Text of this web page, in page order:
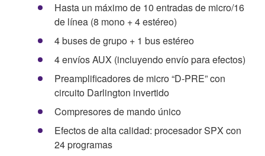
Hasta un máximo de 10 entradas de micro/16
de línea (8 mono + 4 estéreo)
4 buses de grupo + 1 bus estéreo
4 envíos AUX (incluyendo envío para efectos)
Preamplificadores de micro “D-PRE” con
circuito Darlington invertido
Compresores de mando único
Efectos de alta calidad: procesador SPX con
24 programas